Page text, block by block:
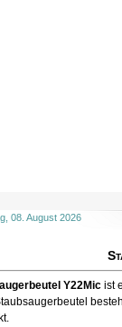
08. August 2026
Y22Mic ist